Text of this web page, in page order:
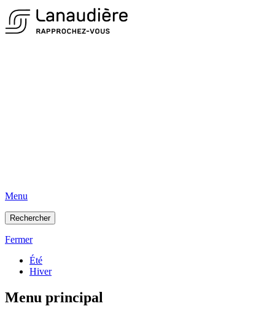
Menu
Rechercher
Fermer
Été
Hiver
Menu principal